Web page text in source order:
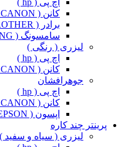
کانن ( CANON )
برادر ( BROTHER )
سامسونگ ( SAMSUNG )
لیزری ( رنگی )
اچ پی ( hp )
کانن ( CANON )
جوهرافشان
اچ پی ( hp )
کانن ( CANON )
اپسون ( EPSON )
پرینتر چند کاره
لیزری ( سیاه و سفید )